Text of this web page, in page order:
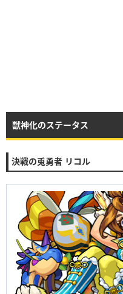
獣神化のステータス
決戦の兎勇者 リコル